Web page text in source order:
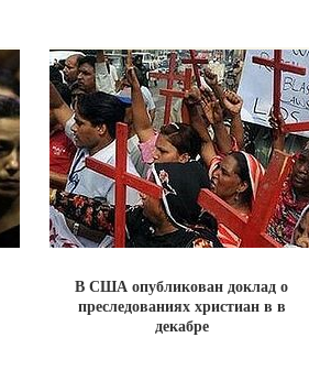
В США опубликован доклад о
преследованиях христиан в в
декабре